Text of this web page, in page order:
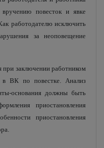
вручению повесток и явке
работодателю исключить
за неоповещение
при заключении работником
в ВК по повестке. Анализ
основания должны быть
приостановления
приостановления